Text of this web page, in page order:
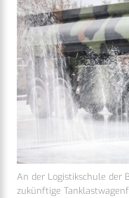
An der Logistikschule der
zukünftige